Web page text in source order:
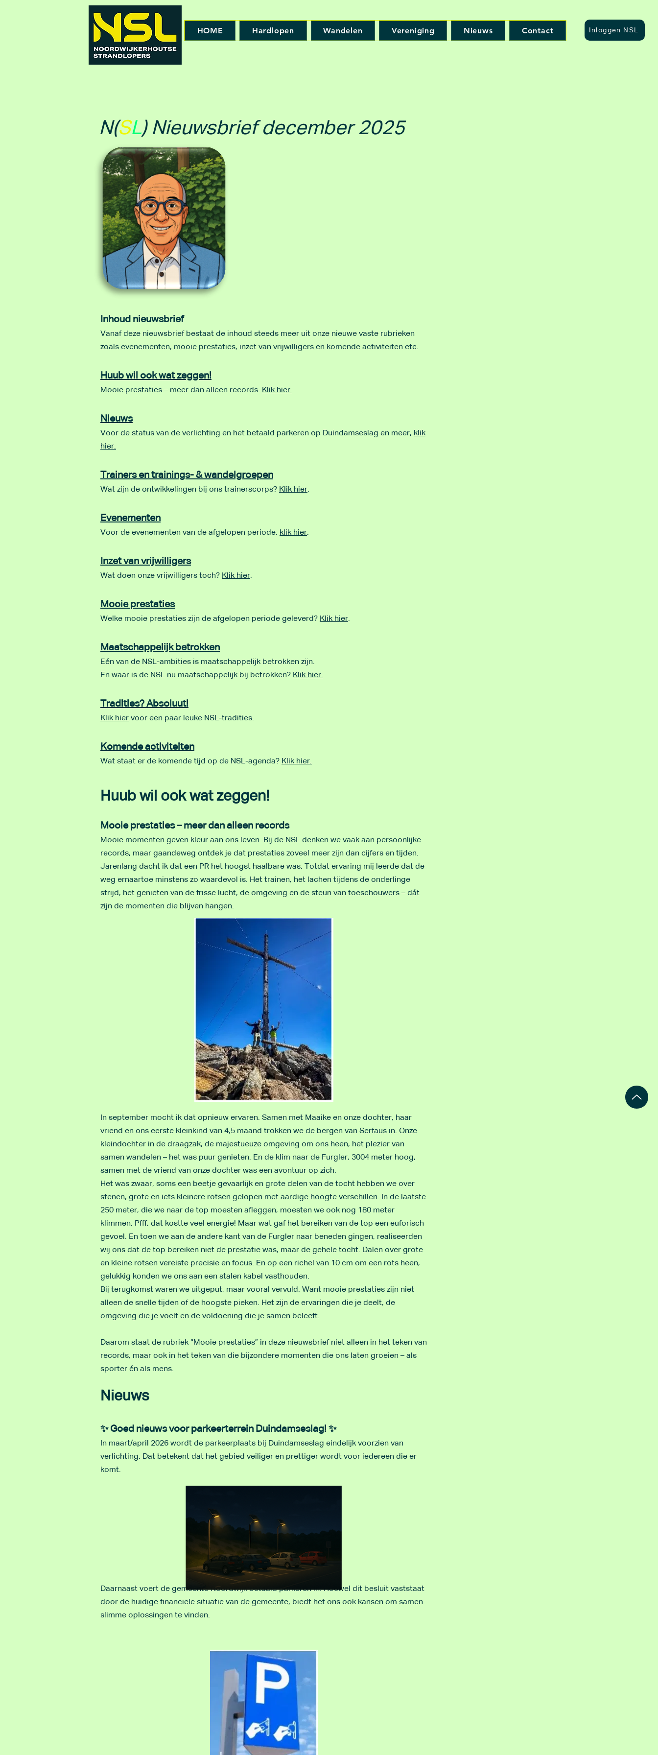
HOME Hardlopen Wandelen Vereniging Nieuws Contact Inloggen NSL
N(SL) Nieuwsbrief december 2025
Inhoud nieuwsbrief
Vanaf deze nieuwsbrief bestaat de inhoud steeds meer uit onze nieuwe vaste rubrieken
zoals evenementen, mooie prestaties, inzet van vrijwilligers en komende activiteiten etc.
Huub wil ook wat zeggen!
Mooie prestaties – meer dan alleen records. Klik hier.
Nieuws
Voor de status van de verlichting en het betaald parkeren op Duindamseslag en meer, klik
hier.
Trainers en trainings- & wandelgroepen
Wat zijn de ontwikkelingen bij ons trainerscorps? Klik hier.
Evenementen
Voor de evenementen van de afgelopen periode, klik hier.
Inzet van vrijwilligers
Wat doen onze vrijwilligers toch? Klik hier.
Mooie prestaties
Welke mooie prestaties zijn de afgelopen periode geleverd? Klik hier.
Maatschappelijk betrokken
Eén van de NSL-ambities is maatschappelijk betrokken zijn.
En waar is de NSL nu maatschappelijk bij betrokken? Klik hier.
Tradities? Absoluut!
Klik hier voor een paar leuke NSL-tradities.
Komende activiteiten
Wat staat er de komende tijd op de NSL-agenda? Klik hier.
Huub wil ook wat zeggen!
Mooie prestaties – meer dan alleen records
Mooie momenten geven kleur aan ons leven. Bij de NSL denken we vaak aan persoonlijke
records, maar gaandeweg ontdek je dat prestaties zoveel meer zijn dan cijfers en tijden.
Jarenlang dacht ik dat een PR het hoogst haalbare was. Totdat ervaring mij leerde dat de
weg ernaartoe minstens zo waardevol is. Het trainen, het lachen tijdens de onderlinge
strijd, het genieten van de frisse lucht, de omgeving en de steun van toeschouwers – dát
zijn de momenten die blijven hangen.
In september mocht ik dat opnieuw ervaren. Samen met Maaike en onze dochter, haar
vriend en ons eerste kleinkind van 4,5 maand trokken we de bergen van Serfaus in. Onze
kleindochter in de draagzak, de majestueuze omgeving om ons heen, het plezier van
samen wandelen – het was puur genieten. En de klim naar de Furgler, 3004 meter hoog,
samen met de vriend van onze dochter was een avontuur op zich.
Het was zwaar, soms een beetje gevaarlijk en grote delen van de tocht hebben we over
stenen, grote en iets kleinere rotsen gelopen met aardige hoogte verschillen. In de laatste
250 meter, die we naar de top moesten afleggen, moesten we ook nog 180 meter
klimmen. Pfff, dat kostte veel energie! Maar wat gaf het bereiken van de top een euforisch
gevoel. En toen we aan de andere kant van de Furgler naar beneden gingen, realiseerden
wij ons dat de top bereiken niet de prestatie was, maar de gehele tocht. Dalen over grote
en kleine rotsen vereiste precisie en focus. En op een richel van 10 cm om een rots heen,
gelukkig konden we ons aan een stalen kabel vasthouden.
Bij terugkomst waren we uitgeput, maar vooral vervuld. Want mooie prestaties zijn niet
alleen de snelle tijden of de hoogste pieken. Het zijn de ervaringen die je deelt, de
omgeving die je voelt en de voldoening die je samen beleeft.
Daarom staat de rubriek “Mooie prestaties” in deze nieuwsbrief niet alleen in het teken van
records, maar ook in het teken van die bijzondere momenten die ons laten groeien – als
sporter én als mens.
Nieuws
✨ Goed nieuws voor parkeerterrein Duindamseslag! ✨
In maart/april 2026 wordt de parkeerplaats bij Duindamseslag eindelijk voorzien van
verlichting. Dat betekent dat het gebied veiliger en prettiger wordt voor iedereen die er
komt.
Daarnaast voert de gemeente Noordwijk betaald parkeren in. Hoewel dit besluit vaststaat
door de huidige financiële situatie van de gemeente, biedt het ons ook kansen om samen
slimme oplossingen te vinden.